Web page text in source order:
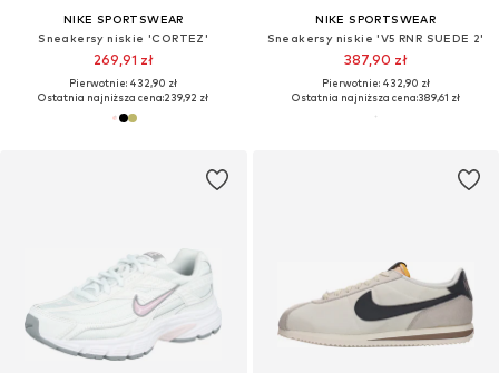
NIKE SPORTSWEAR
Sneakersy niskie 'CORTEZ'
269,91 zł
Pierwotnie: 432,90 zł
Ostatnia najniższa cena:239,92 zł
NIKE SPORTSWEAR
Sneakersy niskie 'V5 RNR SUEDE 2'
387,90 zł
Pierwotnie: 432,90 zł
Ostatnia najniższa cena:389,61 zł